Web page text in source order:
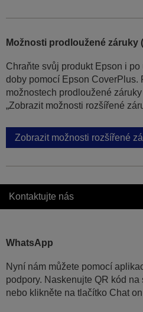
Možnosti prodloužené záruky
Chraňte svůj produkt Epson i
doby pomocí Epson CoverPlus.
možnostech prodloužené
„Zobrazit možnosti rozšířené
Zobrazit možnosti rozšířené
Kontaktujte nás
WhatsApp
Nyní nám můžete pomocí
podpory. Naskenujte QR kód
nebo klikněte na tlačítko Chat